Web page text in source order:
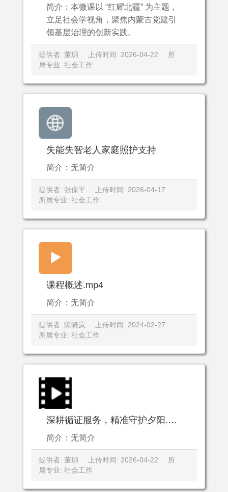
简介：本微课以 “红耀北疆” 为主题，
立足社会学视角，聚焦内蒙古党建引
领基层治理的创新实践。
提供者: 董玥 上传时间: 2026-04-22
所
属专业: 社会工作
失能失智老人家庭照护支持
简介：无简介
提供者: 张保平
上传时间: 2026-04-17
所属专业: 社会工作
课程概述.mp4
简介：无简介
提供者: 陈晓岚
上传时间: 2024-02-27
所属专业: 社会工作
深耕循证服务，精准守护夕阳.mp4
简介：无简介
提供者: 董玥 上传时间: 2026-04-22
所
属专业: 社会工作